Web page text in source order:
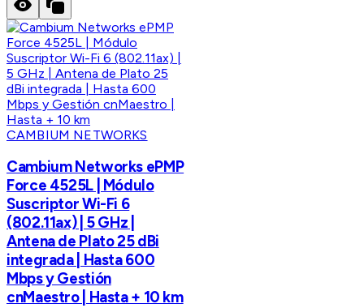
CAMBIUM NETWORKS
Cambium Networks ePMP
Force 4525L | Módulo
Suscriptor Wi-Fi 6
(802.11ax) | 5 GHz |
Antena de Plato 25 dBi
integrada | Hasta 600
Mbps y Gestión
cnMaestro | Hasta + 10 km